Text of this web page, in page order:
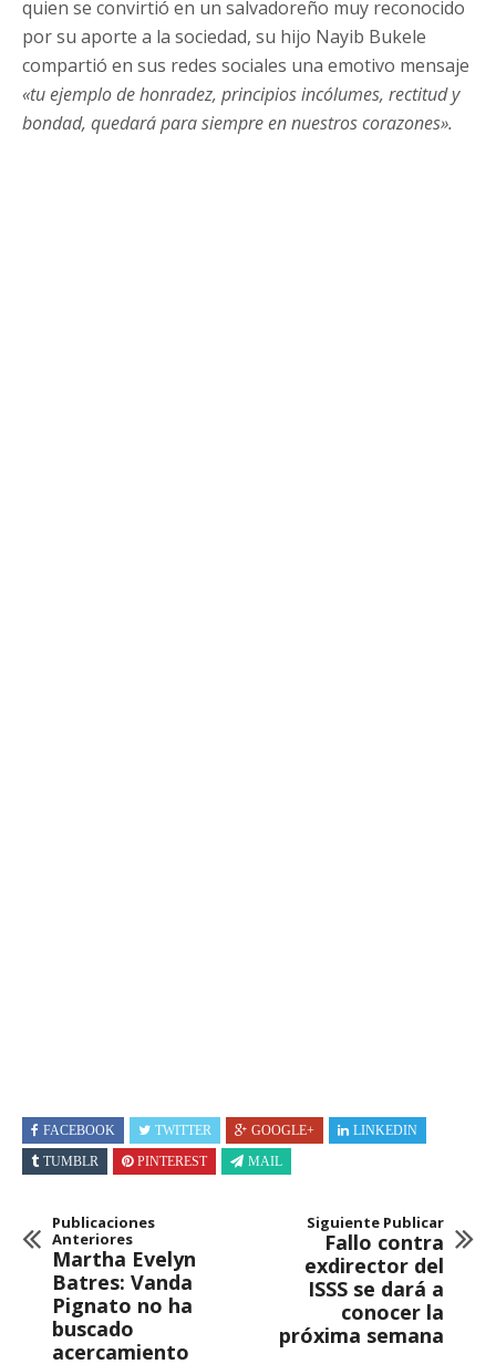
quien se convirtió en un salvadoreño muy reconocido
por su aporte a la sociedad, su hijo Nayib Bukele
compartió en sus redes sociales una emotivo mensaje
«tu ejemplo de honradez, principios incólumes, rectitud y
bondad, quedará para siempre en nuestros corazones».
FACEBOOK TWITTER GOOGLE+
LINKEDIN
TUMBLR
PINTEREST MAIL
Publicaciones
Anteriores
Martha Evelyn
Batres: Vanda
Pignato no ha
buscado
acercamiento
Siguiente Publicar
Fallo contra
exdirector del
ISSS se dará a
conocer la
próxima semana